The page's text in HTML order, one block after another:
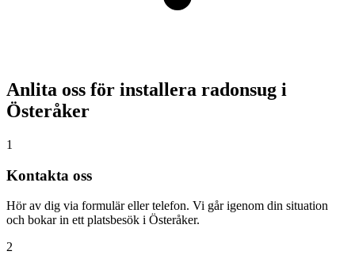
Anlita oss för installera radonsug i
Österåker
1
Kontakta oss
Hör av dig via formulär eller telefon. Vi går igenom din situation
och bokar in ett platsbesök i Österåker.
2